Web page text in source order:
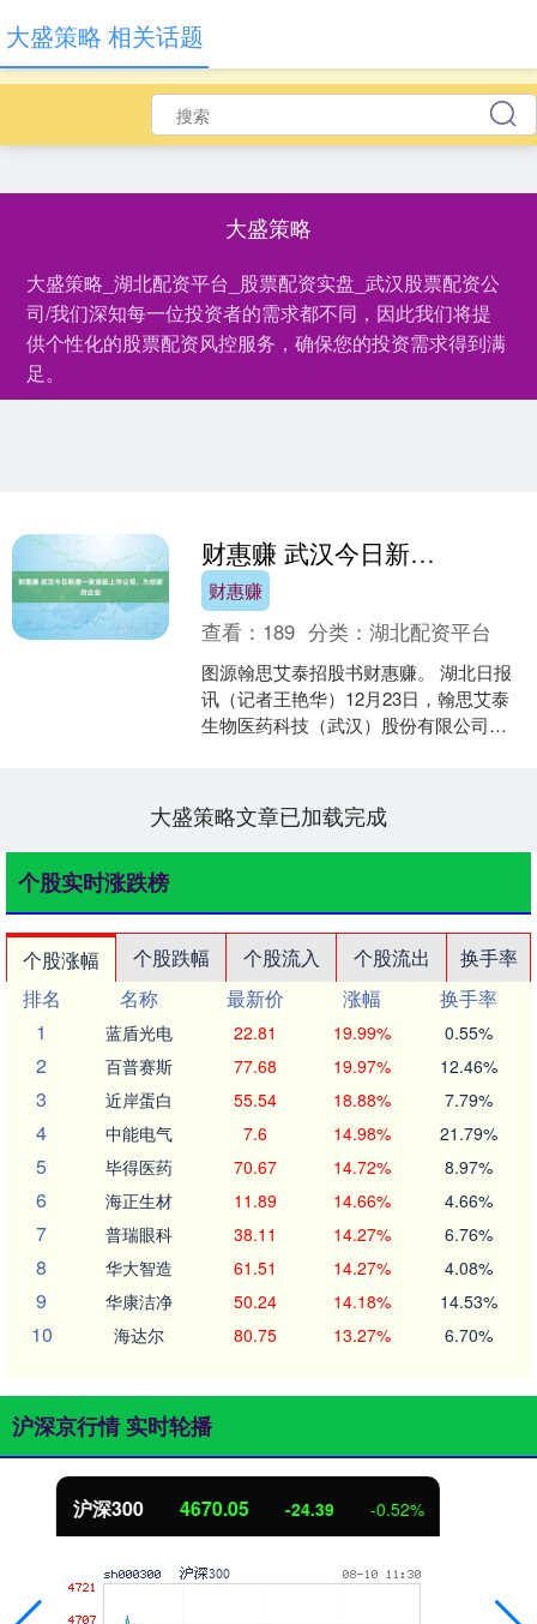
大盛策略
大盛策略_湖北配资平台_股票配资实盘_武汉股票配资公
司/我们深知每一位投资者的需求都不同，因此我们将提
供个性化的股票配资风控服务，确保您的投资需求得到满
足。
大盛策略 相关话题
财惠赚 武汉今日新增一家港股上市公司，为创新药企业
财惠赚
查看： 189 分类：湖北配资平台
图源翰思艾泰招股书财惠赚。 湖北日报
讯（记者王艳华）12月23日，翰思艾泰
生物医药科技（武汉）股份有限公司
大盛策略文章已加载完成
个股实时涨跌榜
个股涨幅 个股跌幅 个股流入 个股流出
换手率
排名
名称 最新价 涨幅
换手率
1
蓝盾光电 22.81 19.99% 0.55%
2 百普赛斯 77.68 19.97% 12.46%
3 近岸蛋白 55.54 18.88% 7.79%
4 中能电气 7.6 14.98% 21.79%
5 毕得医药 70.67 14.72% 8.97%
6 海正生材 11.89 14.66% 4.66%
7 普瑞眼科 38.11 14.27% 6.76%
8 华大智造 61.51 14.27% 4.08%
9 华康洁净 50.24 14.18% 14.53%
10 海达尔 80.75 13.27% 6.70%
沪深京行情 实时轮播
北证50 1125.45 -8.79 -0.78%